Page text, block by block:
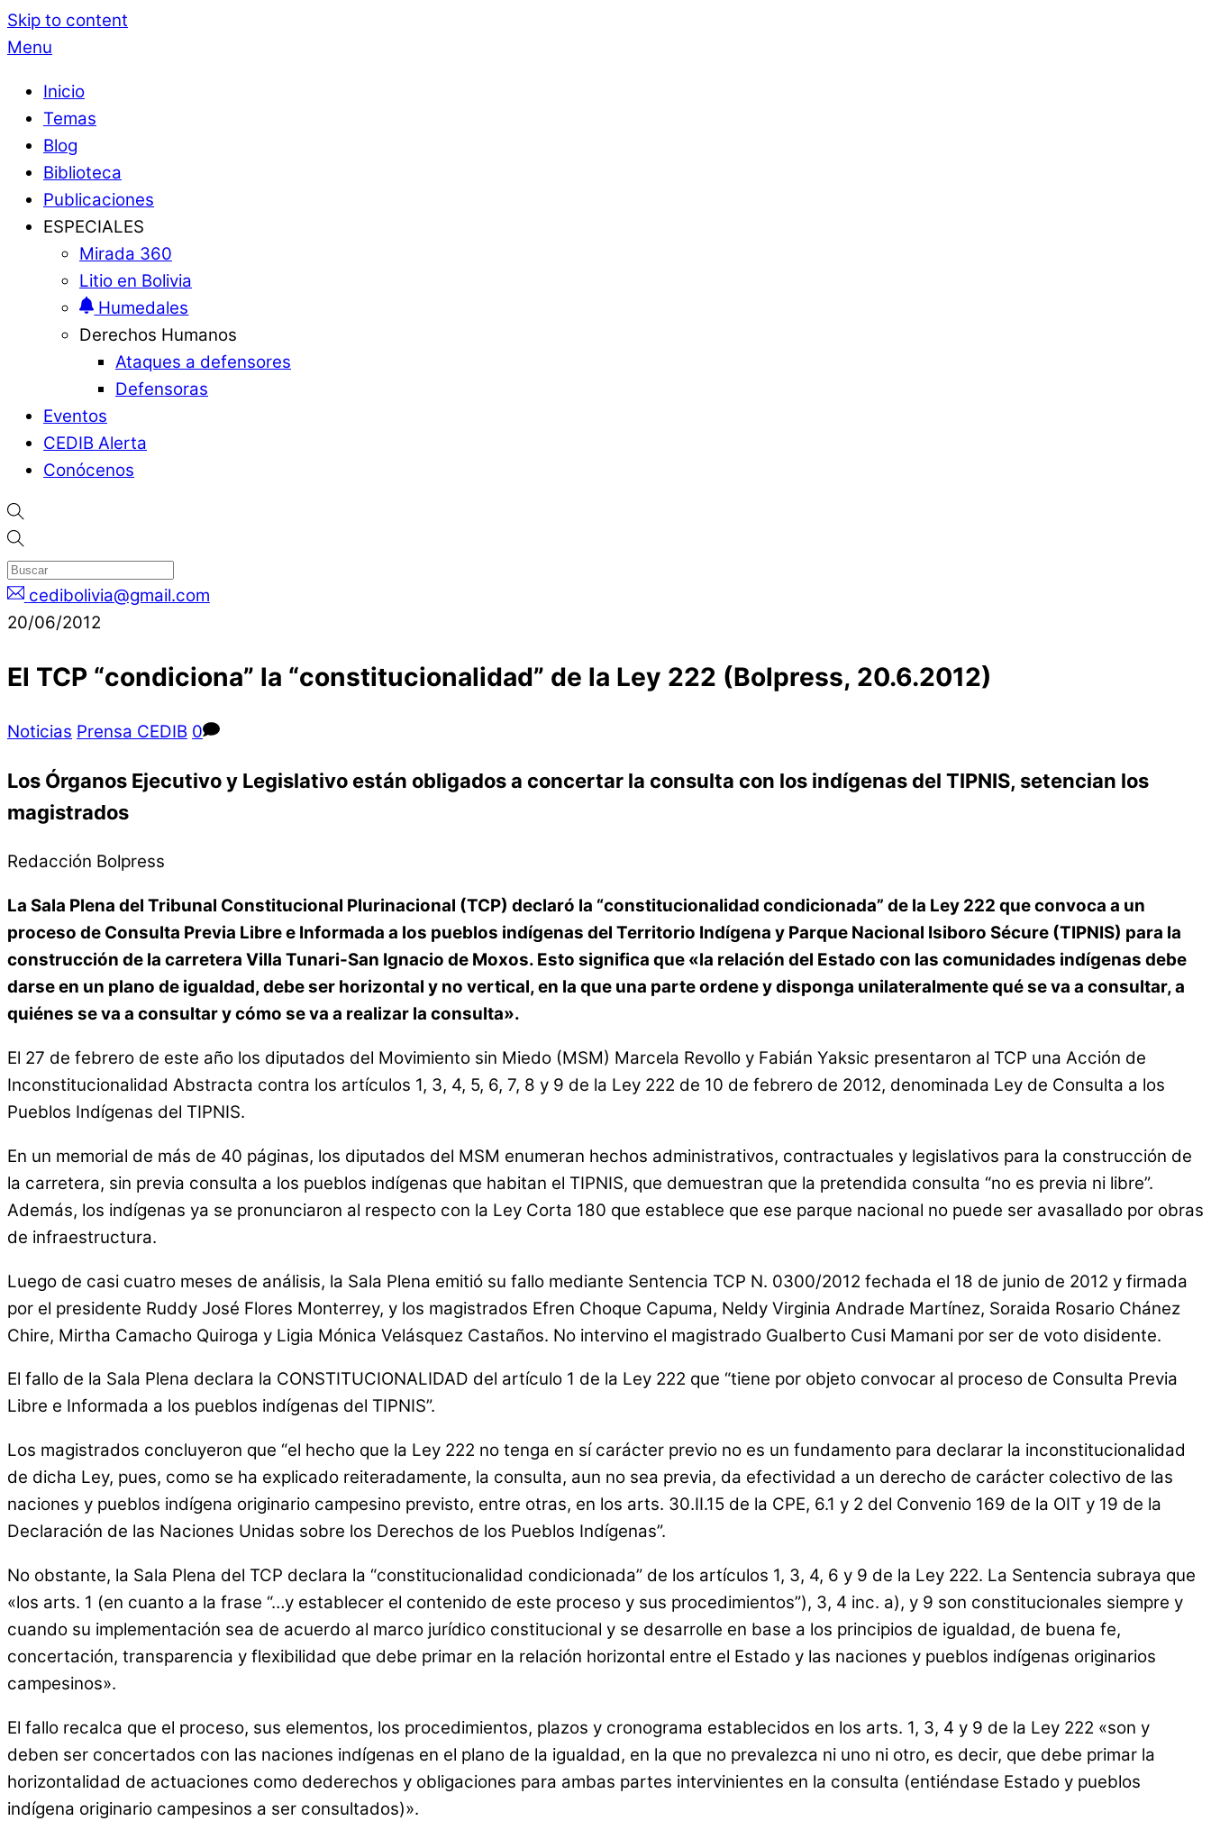
Skip to content
Menu
Inicio
Temas
Blog
Biblioteca
Publicaciones
ESPECIALES
Mirada 360
Litio en Bolivia
Humedales
Derechos Humanos
Ataques a defensores
Defensoras
Eventos
CEDIB Alerta
Conócenos
cedibolivia@gmail.com
20/06/2012
El TCP “condiciona” la “constitucionalidad” de la Ley 222 (Bolpress, 20.6.2012)
Noticias Prensa CEDIB 0
Los Órganos Ejecutivo y Legislativo están obligados a concertar la consulta con los indígenas del TIPNIS, setencian los
magistrados
Redacción Bolpress
La Sala Plena del Tribunal Constitucional Plurinacional (TCP) declaró la “constitucionalidad condicionada” de la Ley 222 que convoca a un
proceso de Consulta Previa Libre e Informada a los pueblos indígenas del Territorio Indígena y Parque Nacional Isiboro Sécure (TIPNIS) para la
construcción de la carretera Villa Tunari-San Ignacio de Moxos. Esto significa que «la relación del Estado con las comunidades indígenas debe
darse en un plano de igualdad, debe ser horizontal y no vertical, en la que una parte ordene y disponga unilateralmente qué se va a consultar, a
quiénes se va a consultar y cómo se va a realizar la consulta».
El 27 de febrero de este año los diputados del Movimiento sin Miedo (MSM) Marcela Revollo y Fabián Yaksic presentaron al TCP una Acción de
Inconstitucionalidad Abstracta contra los artículos 1, 3, 4, 5, 6, 7, 8 y 9 de la Ley 222 de 10 de febrero de 2012, denominada Ley de Consulta a los
Pueblos Indígenas del TIPNIS.
En un memorial de más de 40 páginas, los diputados del MSM enumeran hechos administrativos, contractuales y legislativos para la construcción de
la carretera, sin previa consulta a los pueblos indígenas que habitan el TIPNIS, que demuestran que la pretendida consulta “no es previa ni libre”.
Además, los indígenas ya se pronunciaron al respecto con la Ley Corta 180 que establece que ese parque nacional no puede ser avasallado por obras
de infraestructura.
Luego de casi cuatro meses de análisis, la Sala Plena emitió su fallo mediante Sentencia TCP N. 0300/2012 fechada el 18 de junio de 2012 y firmada
por el presidente Ruddy José Flores Monterrey, y los magistrados Efren Choque Capuma, Neldy Virginia Andrade Martínez, Soraida Rosario Chánez
Chire, Mirtha Camacho Quiroga y Ligia Mónica Velásquez Castaños. No intervino el magistrado Gualberto Cusi Mamani por ser de voto disidente.
El fallo de la Sala Plena declara la CONSTITUCIONALIDAD del artículo 1 de la Ley 222 que “tiene por objeto convocar al proceso de Consulta Previa
Libre e Informada a los pueblos indígenas del TIPNIS”.
Los magistrados concluyeron que “el hecho que la Ley 222 no tenga en sí carácter previo no es un fundamento para declarar la inconstitucionalidad
de dicha Ley, pues, como se ha explicado reiteradamente, la consulta, aun no sea previa, da efectividad a un derecho de carácter colectivo de las
naciones y pueblos indígena originario campesino previsto, entre otras, en los arts. 30.II.15 de la CPE, 6.1 y 2 del Convenio 169 de la OIT y 19 de la
Declaración de las Naciones Unidas sobre los Derechos de los Pueblos Indígenas”.
No obstante, la Sala Plena del TCP declara la “constitucionalidad condicionada” de los artículos 1, 3, 4, 6 y 9 de la Ley 222. La Sentencia subraya que
«los arts. 1 (en cuanto a la frase “…y establecer el contenido de este proceso y sus procedimientos”), 3, 4 inc. a), y 9 son constitucionales siempre y
cuando su implementación sea de acuerdo al marco jurídico constitucional y se desarrolle en base a los principios de igualdad, de buena fe,
concertación, transparencia y flexibilidad que debe primar en la relación horizontal entre el Estado y las naciones y pueblos indígenas originarios
campesinos».
El fallo recalca que el proceso, sus elementos, los procedimientos, plazos y cronograma establecidos en los arts. 1, 3, 4 y 9 de la Ley 222 «son y
deben ser concertados con las naciones indígenas en el plano de la igualdad, en la que no prevalezca ni uno ni otro, es decir, que debe primar la
horizontalidad de actuaciones como dederechos y obligaciones para ambas partes intervinientes en la consulta (entiéndase Estado y pueblos
indígena originario campesinos a ser consultados)».